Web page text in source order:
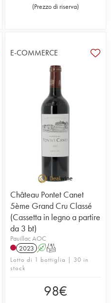
(Prezzo di riserva)
E-COMMERCE
Château Pontet Canet
5ème Grand Cru Classé
(Cassetta in legno a partire
da 3 bt)
Pauillac AOC
2023 AT
Lotto di 1 bottiglia | 30 in
stock
98€